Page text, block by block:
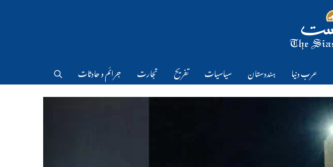
عرب دنیا ہندوستان سیاسیات تفریح تجارت جرائم و حادثات